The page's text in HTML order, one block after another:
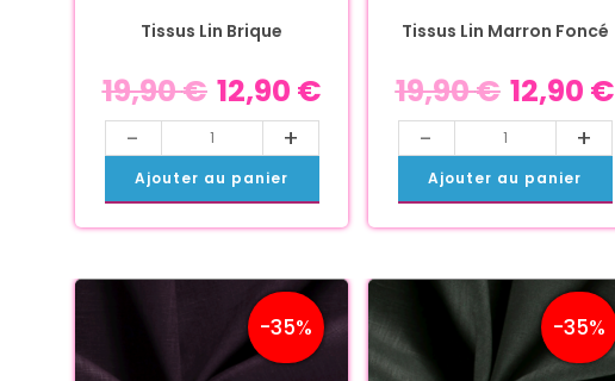
Tissus Lin Brique
19,90€ 12,90 €
- +
Ajouter au panier
Tissus Lin Marron Foncé
19,90€ 12,90 €
- +
Ajouter au panier
-35% -35%